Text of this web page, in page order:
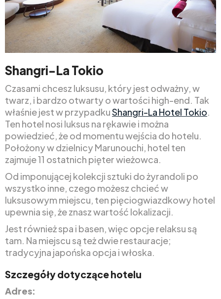
Shangri-La Tokio
Czasami chcesz luksusu, który jest odważny, w
twarz, i bardzo otwarty o wartości high-end. Tak
właśnie jest w przypadkuShangri-La Hotel Tokio.
Ten hotel nosi luksus na rękawie i można
powiedzieć, że od momentu wejścia do hotelu.
Położony w dzielnicy Marunouchi, hotel ten
zajmuje 11 ostatnich pięter wieżowca.
Od imponującej kolekcji sztuki do żyrandoli po
wszystko inne, czego możesz chcieć w
luksusowym miejscu, ten pięciogwiazdkowy hotel
upewnia się, że znasz wartość lokalizacji.
Jest również spa i basen, więc opcje relaksu są
tam. Na miejscu są też dwie restauracje;
tradycyjna japońska opcja i włoska.
Szczegóły dotyczące hotelu
Adres: